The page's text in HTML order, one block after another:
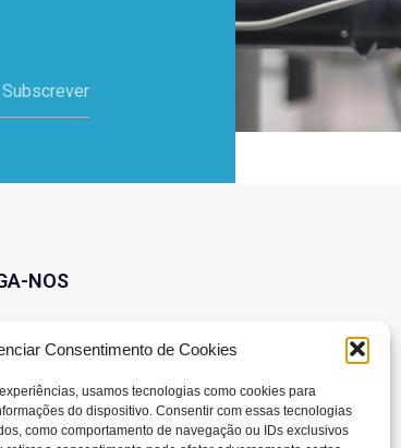
Consentimento de Cookies
usamos tecnologias como cookies para
do dispositivo. Consentir com essas tecnologias
como comportamento de navegação ou IDs exclusivos
Subscrever
NOS